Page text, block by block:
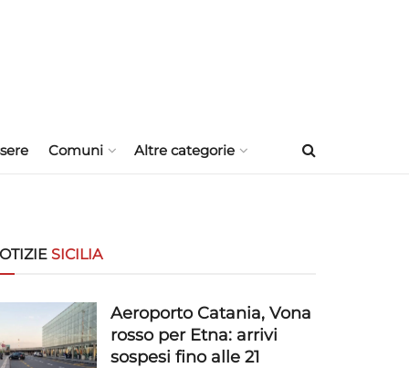
Comuni Altre categorie
SICILIA
Aeroporto Catania, Vona
rosso per Etna: arrivi
sospesi fino alle 21